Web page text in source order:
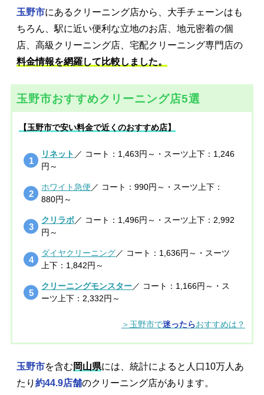
玉野市にあるクリーニング店から、大手チェーンはも
ちろん、駅に近い便利な立地のお店、地元密着の個
店、高級クリーニング店、宅配クリーニング専門店の
料金情報を網羅して比較しました。
玉野市おすすめクリーニング店5選
【玉野市で安い料金で近くのおすすめ店】
リネット ／ コート：1,463円～・スーツ上下：1,246
円～
ホワイト急便 ／ コート：990円～・スーツ上下：
880円～
クリラボ／ コート：1,496円～・スーツ上下：2,992
円～
ダイヤクリーニング／ コート：1,636円～・スーツ
上下：1,842円～
クリーニングモンスター／ コート：1,166円～・ス
ーツ上下：2,332円～
＞玉野市で迷ったらおすすめは？
玉野市を含む 岡山県には、統計によると人口10万人あ
たり 約44.9店舗のクリーニング店があります。